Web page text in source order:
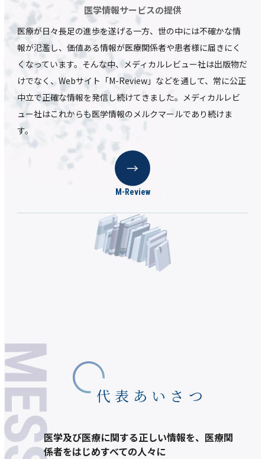
医学情報サービスの提供
医療が日々長足の進歩を遂げる一方、世の中には不確かな情
報が氾濫し、価値ある情報が医療関係者や患者様に届きにく
くなっています。そんな中、メディカルレビュー社は出版物だ
けでなく、Webサイト「M-Review」などを通して、常に公正
中立で正確な情報を発信し続けてきました。メディカルレビ
ュー社はこれからも医学情報のメルクマールであり続けま
す。
M-Review
代表あいさつ
医学及び医療に関する正しい情報を、 医療関
係者をはじめすべての人々に